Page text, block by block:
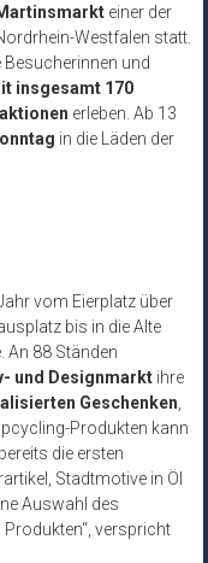
einer der
Westfalen statt.
und
insgesamt 170
erleben. Ab 13
in die Läden der
vom Eierplatz über
bis in die Alte
An 88 Ständen
und Designmarktihre
Geschenken
Produkten kann
die ersten
Stadtmotive in Öl
Auswahl des
verspricht